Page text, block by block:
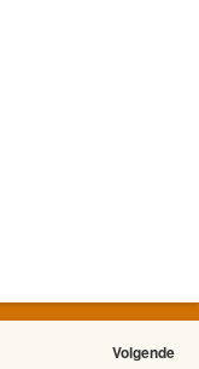
Volgende